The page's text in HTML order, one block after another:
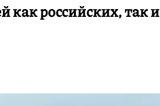
как российских, так и